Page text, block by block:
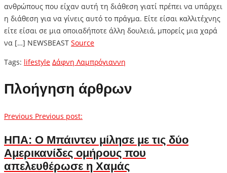
ανθρώπους που είχαν αυτή τη διάθεση γιατί πρέπει να υπάρχει
η διάθεση για να γίνεις αυτό το πράγμα. Είτε είσαι καλλιτέχνης
είτε είσαι σε μια οποιαδήποτε άλλη δουλειά, μπορείς μια χαρά
να […] NEWSBEAST Source
Tags: lifestyle Δάφνη Λαμπρόγιαννη
Πλοήγηση άρθρων
Previous Previous post:
ΗΠΑ: Ο Μπάιντεν μίλησε με τις δύο
Αμερικανίδες ομήρους που
απελευθέρωσε η Χαμάς